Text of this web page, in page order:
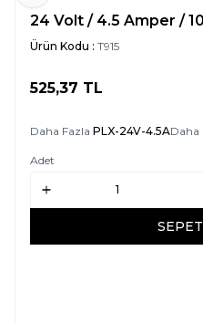
24 Volt / 4.5 Amper /
Ürün Kodu : T915
525,37 TL
Daha Fazla PLX-24V-4.5ADaha
Adet